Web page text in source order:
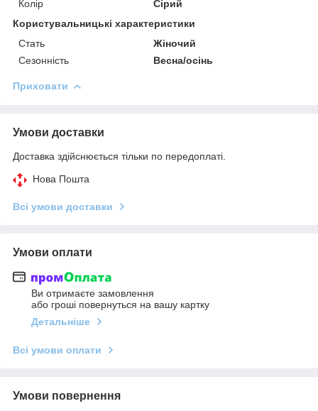
Колір
Сірий
Користувальницькі характеристики
Стать
Жіночий
Сезонність
Весна/осінь
Приховати
Умови доставки
Доставка здійснюється тільки по передоплаті.
Нова Пошта
Всі умови доставки
Умови оплати
Ви отримаєте замовлення
або гроші повернуться на вашу картку
Детальніше
Всі умови оплати
Умови повернення